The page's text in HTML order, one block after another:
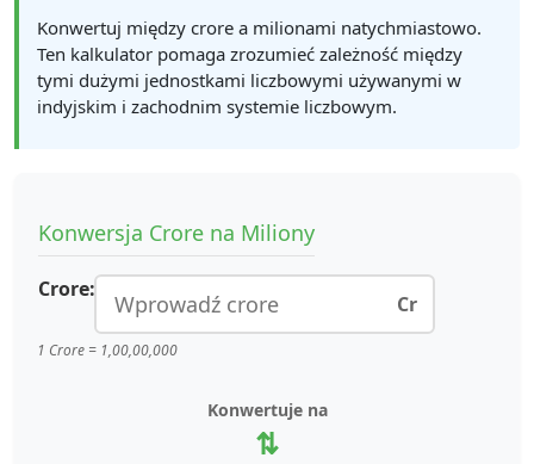
Konwertuj między crore a milionami natychmiastowo.
Ten kalkulator pomaga zrozumieć zależność między
tymi dużymi jednostkami liczbowymi używanymi w
indyjskim i zachodnim systemie liczbowym.
Konwersja Crore na Miliony
Crore:
Cr
1 Crore = 1,00,00,000
Konwertuje na
⇅